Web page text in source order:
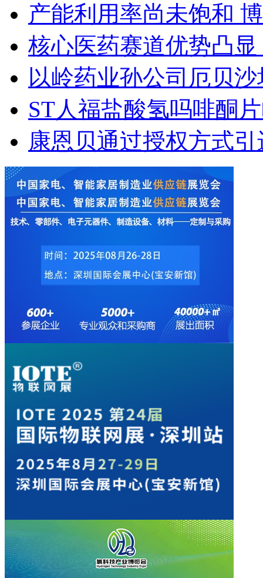
产能利用率尚未饱和
核心医药赛道优势凸
以岭药业孙公司厄贝
ST人福盐酸氢吗啡酮
康恩贝通过授权方式